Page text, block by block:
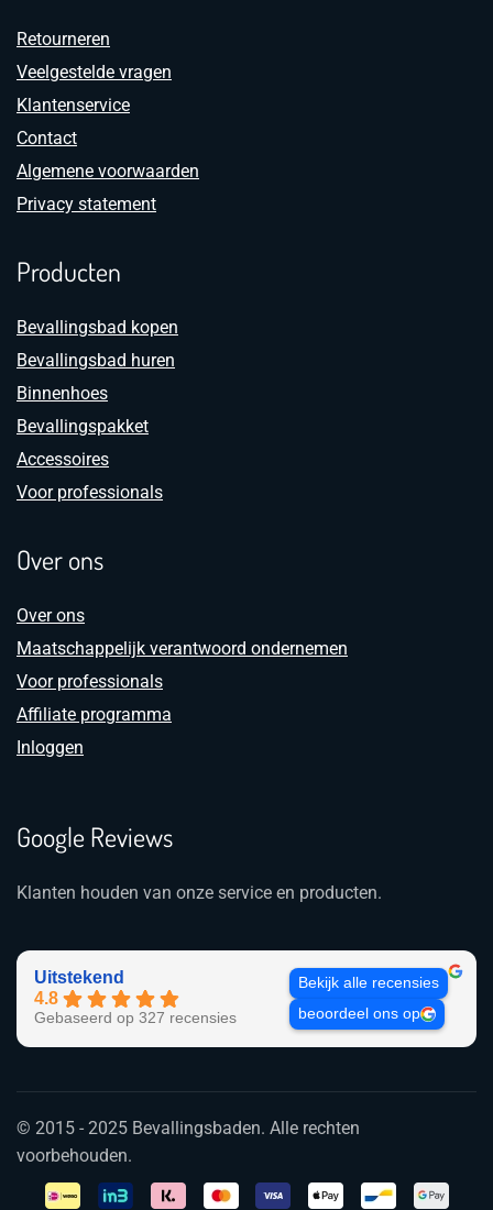
Retourneren
Veelgestelde vragen
Klantenservice
Contact
Algemene voorwaarden
Privacy statement
Producten
Bevallingsbad kopen
Bevallingsbad huren
Binnenhoes
Bevallingspakket
Accessoires
Voor professionals
Over ons
Over ons
Maatschappelijk verantwoord ondernemen
Voor professionals
Affiliate programma
Inloggen
Google Reviews
Klanten houden van onze service en producten.
Uitstekend
4.8
Gebaseerd op 327 recensies
Bekijk alle recensies
beoordeel ons op
© 2015 - 2025 Bevallingsbaden. Alle rechten
voorbehouden.